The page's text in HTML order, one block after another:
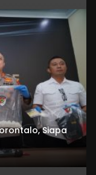
Siapa